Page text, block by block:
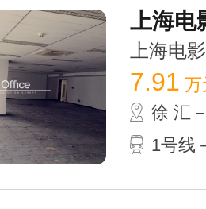
上海电
上海电
7.91 万
徐 汇
1号线